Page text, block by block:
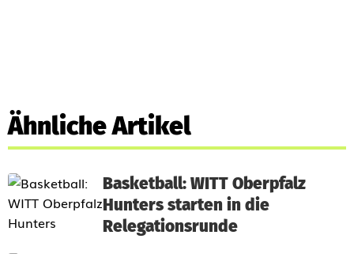
Ähnliche Artikel
Basketball: WITT Oberpfalz
Hunters starten in die
Relegationsrunde